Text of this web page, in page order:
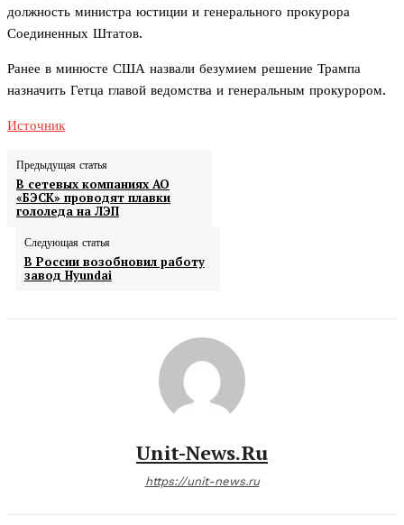
должность министра юстиции и генерального прокурора
Соединенных Штатов.
Ранее в минюсте США назвали безумием решение Трампа
назначить Гетца главой ведомства и генеральным прокурором.
Источник
Предыдущая статья
В сетевых компаниях АО
«БЭСК» проводят плавки
гололеда на ЛЭП
Следующая статья
В России возобновил работу
завод Hyundai
Unit-News.ru
https://unit-news.ru